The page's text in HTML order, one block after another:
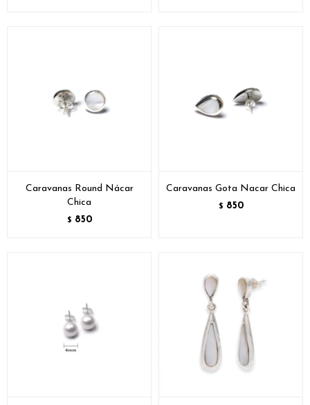
Caravanas Round Nácar
Chica
$ 850
Caravanas Gota Nacar Chica
$ 850